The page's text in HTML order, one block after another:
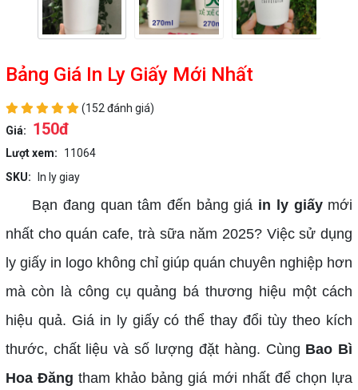
Bảng Giá In Ly Giấy Mới Nhất
(152 đánh giá)
Giá:
150đ
Lượt xem:
11064
SKU: In ly giay
Bạn đang quan tâm đến bảng giá in ly giấymới
nhất cho quán cafe, trà sữa năm 2025? Việc sử dụng
ly giấy in logo không chỉ giúp quán chuyên nghiệp hơn
mà còn là công cụ quảng bá thương hiệu một cách
hiệu quả. Giá in ly giấy có thể thay đổi tùy theo kích
thước, chất liệu và số lượng đặt hàng. Cùng Bao Bì
Hoa Đăng tham khảo bảng giá mới nhất để chọn lựa